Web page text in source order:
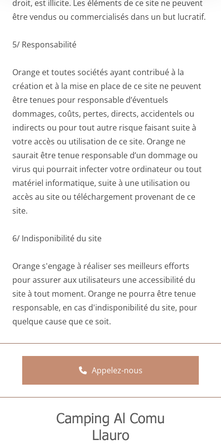
droit, est illicite. Les éléments de ce site ne peuvent
être vendus ou commercialisés dans un but lucratif.
5/ Responsabilité
Orange et toutes sociétés ayant contribué à la
création et à la mise en place de ce site ne peuvent
être tenues pour responsable d’éventuels
dommages, coûts, pertes, directs, accidentels ou
indirects ou pour tout autre risque faisant suite à
votre accès ou utilisation de ce site. Orange ne
saurait être tenue responsable d’un dommage ou
virus qui pourrait infecter votre ordinateur ou tout
matériel informatique, suite à une utilisation ou
accès au site ou téléchargement provenant de ce
site.
6/ Indisponibilité du site
Orange s'engage à réaliser ses meilleurs efforts
pour assurer aux utilisateurs une accessibilité du
site à tout moment. Orange ne pourra être tenue
responsable, en cas d'indisponibilité du site, pour
quelque cause que ce soit.
Appelez-nous